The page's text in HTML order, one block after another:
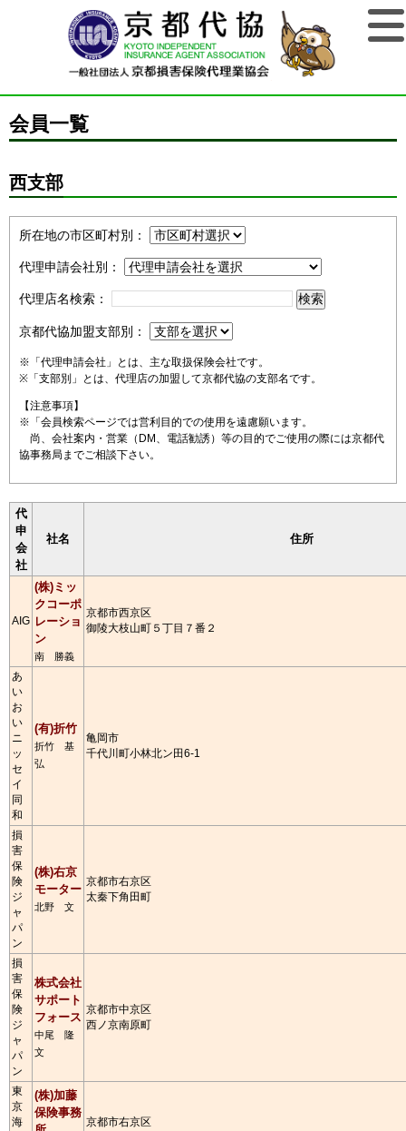
会員一覧
西支部
所在地の市区町村別：
代理申請会社別：
代理店名検索：
京都代協加盟支部別：
※「代理申請会社」とは、主な取扱保険会社です。
※「支部別」とは、代理店の加盟して京都代協の支部名です。
【注意事項】
※「会員検索ページでは営利目的での使用を遠慮願います。
尚、会社案内・営業（DM、電話勧誘）等の目的でご使用の際には京都代
協事務局までご相談下さい。
代
申
会
社
社名 住所
AIG
(株)ミッ
クコーポ
レーショ
ン
南 勝義
京都市西京区
御陵大枝山町５丁目７番２
あ
い
お
い
ニ
ッ
セ
イ
同
和
(有)折竹
折竹 基
弘
亀岡市
千代川町小林北ン田6-1
損
害
保
険
ジ
ャ
パ
ン
(株)右京
モーター
北野 文
京都市右京区
太秦下角田町
損
害
保
険
ジ
ャ
パ
ン
株式会社
サポート
フォース
中尾 隆
文
京都市中京区
西ノ京南原町
東
京
海
(株)加藤
保険事務
京都市右京区